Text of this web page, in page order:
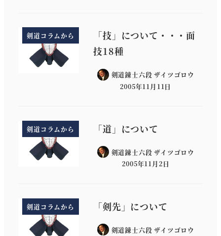
剣道コラムから
「技」について・・・面
技18種
剣道錬士六段 ザイツゴロウ
2005年11月11日
剣道コラムから 「道」について
剣道錬士六段 ザイツゴロウ
2005年11月2日
剣道コラムから 「剣先」について
剣道錬士六段 ザイツゴロウ